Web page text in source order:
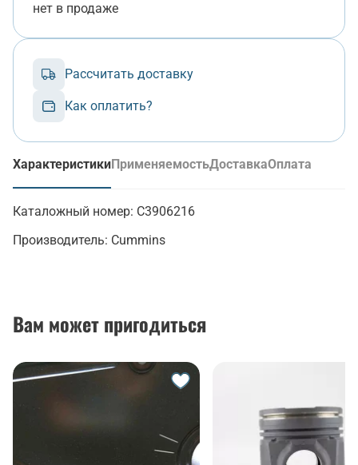
нет в продаже
Рассчитать доставку
Как оплатить?
Характеристики
(активная вкладка)
ПрименяемостьДоставкаОплата
Каталожный номер: C3906216
Производитель: Cummins
Вам может пригодиться